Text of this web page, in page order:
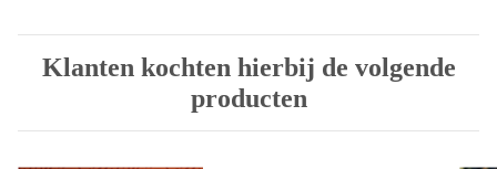
Klanten kochten hierbij de volgende
producten